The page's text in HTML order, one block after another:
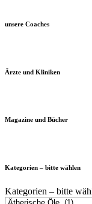
unsere Coaches
Ärzte und Kliniken
Magazine und Bücher
Kategorien – bitte wählen
Kategorien – bitte